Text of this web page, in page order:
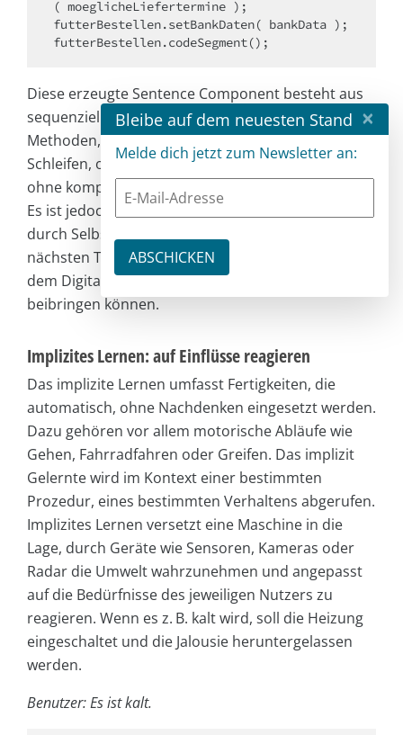
( moeglicheLiefertermine );
futterBestellen.setBankDaten( bankData );
futterBestellen.codeSegment();
Diese erzeugte Sentence Component besteht aus
sequenziellen Aufrufen einiger einfacher
Methoden, also ohne bedingte Anweisungen, ohne
Schleifen, ohne Abfrage der Wissensbasis und
ohne komplizierte mathematische Berechnungen.
Es ist jedoch ein gutes Beispiel für das Lernen
durch Selbstprogrammierung. Wir werden in den
nächsten Teilen dieser Artikelserie zeigen, wie wir
dem Digitalassistent komplexe Aufgaben
beibringen können.
Implizites Lernen: auf Einflüsse reagieren
Das implizite Lernen umfasst Fertigkeiten, die
automatisch, ohne Nachdenken eingesetzt werden.
Dazu gehören vor allem motorische Abläufe wie
Gehen, Fahrradfahren oder Greifen. Das implizit
Gelernte wird im Kontext einer bestimmten
Prozedur, eines bestimmten Verhaltens abgerufen.
Implizites Lernen versetzt eine Maschine in die
Lage, durch Geräte wie Sensoren, Kameras oder
Radar die Umwelt wahrzunehmen und angepasst
auf die Bedürfnisse des jeweiligen Nutzers zu
reagieren. Wenn es z. B. kalt wird, soll die Heizung
eingeschaltet und die Jalousie heruntergelassen
werden.
Benutzer: Es ist kalt.
Bleibe auf dem neuesten Stand ×
Melde dich jetzt zum Newsletter an: